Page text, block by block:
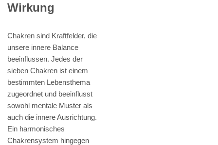
Wirkung
Chakren sind Kraftfelder, die
unsere innere Balance
beeinflussen. Jedes der
sieben Chakren ist einem
bestimmten Lebensthema
zugeordnet und beeinflusst
sowohl mentale Muster als
auch die innere Ausrichtung.
Ein harmonisches
Chakrensystem hingegen